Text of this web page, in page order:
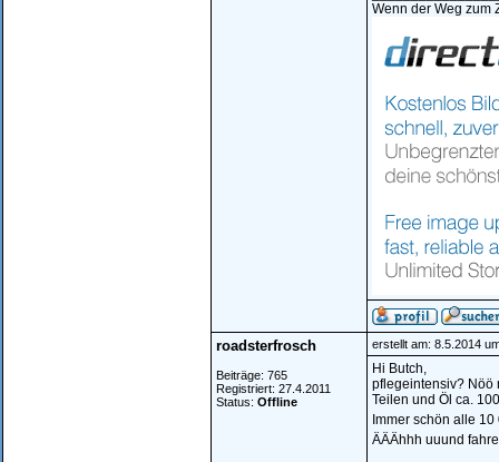
Wenn der Weg zum
roadsterfrosch
Beiträge: 765
Registriert: 27.4.2011
Status: Offline
erstellt am: 8.5.2014
Hi Butch,
pflegeintensiv? Nöö
Teilen und Öl ca.
Immer schön alle
ÄÄÄhhh uuund